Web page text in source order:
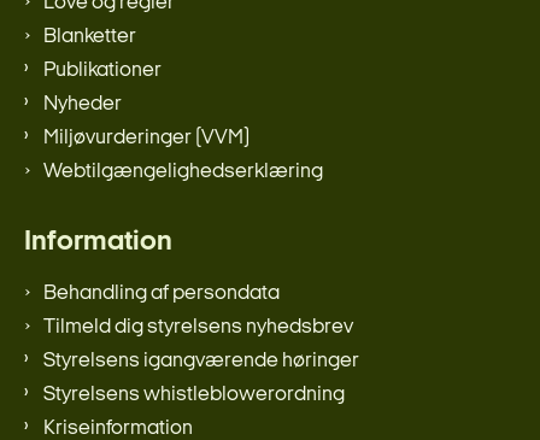
Blanketter
Publikationer
Nyheder
Miljøvurderinger (VVM)
Webtilgængelighedserklæring
Information
Behandling af persondata
Tilmeld dig styrelsens nyhedsbrev
Styrelsens igangværende høringer
Styrelsens whistleblowerordning
Kriseinformation